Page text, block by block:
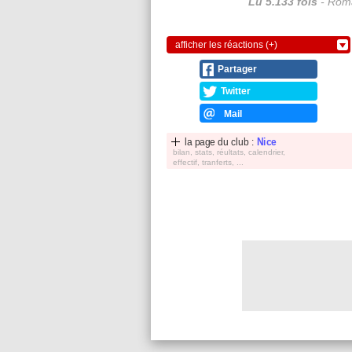
afficher les réactions (+)
Partager
Twitter
Mail
la page du club : Nice
bilan, stats, réultats, calendrier,
effectif, tranferts, ...